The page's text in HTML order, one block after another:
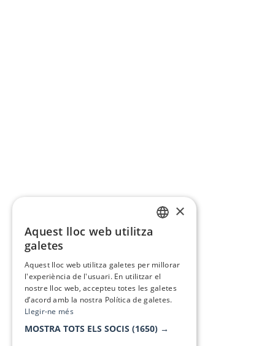
×
Aquest lloc web utilitza
galetes
Aquest lloc web utilitza galetes per millorar
l'experiència de l'usuari. En utilitzar el
nostre lloc web, accepteu totes les galetes
d’acord amb la nostra Política de galetes.
Llegir-ne més
MOSTRA TOTS ELS SOCIS (1650) →